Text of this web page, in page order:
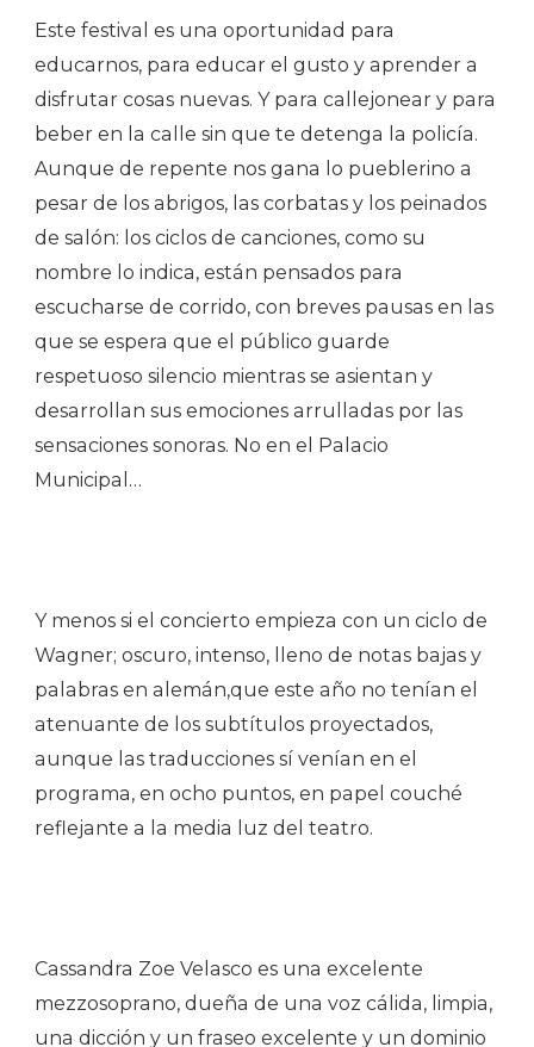
Este festival es una oportunidad para
educarnos, para educar el gusto y aprender a
disfrutar cosas nuevas. Y para callejonear y para
beber en la calle sin que te detenga la policía.
Aunque de repente nos gana lo pueblerino a
pesar de los abrigos, las corbatas y los peinados
de salón: los ciclos de canciones, como su
nombre lo indica, están pensados para
escucharse de corrido, con breves pausas en las
que se espera que el público guarde
respetuoso silencio mientras se asientan y
desarrollan sus emociones arrulladas por las
sensaciones sonoras. No en el Palacio
Municipal…
Y menos si el concierto empieza con un ciclo de
Wagner; oscuro, intenso, lleno de notas bajas y
palabras en alemán,que este año no tenían el
atenuante de los subtítulos proyectados,
aunque las traducciones sí venían en el
programa, en ocho puntos, en papel couché
reflejante a la media luz del teatro.
Cassandra Zoe Velasco es una excelente
mezzosoprano, dueña de una voz cálida, limpia,
una dicción y un fraseo excelente y un dominio